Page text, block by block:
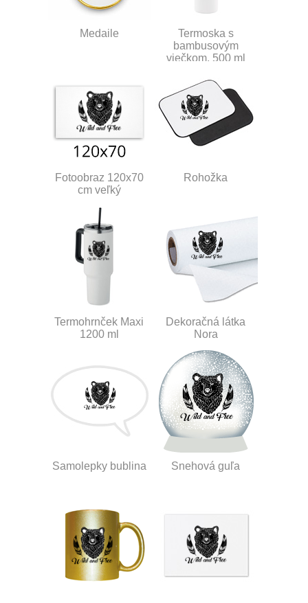
Medaile
Termoska s
bambusovým
viečkom, 500 ml
Fotoobraz 120x70
cm veľký
Rohožka
Termohrnček Maxi
1200 ml
Dekoračná látka
Nora
Samolepky bublina Snehová guľa